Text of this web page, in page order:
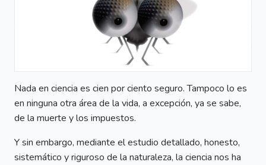
Nada en ciencia es cien por ciento seguro. Tampoco lo es
en ninguna otra área de la vida, a excepción, ya se sabe,
de la muerte y los impuestos.
Y sin embargo, mediante el estudio detallado, honesto,
sistemático y riguroso de la naturaleza, la ciencia nos ha